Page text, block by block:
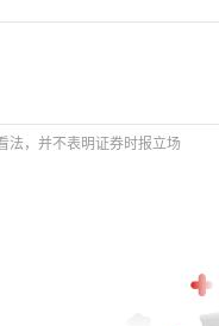
法，并不表明证券时报立场